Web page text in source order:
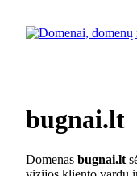
bugnai.lt
Domenas bugnai.lt